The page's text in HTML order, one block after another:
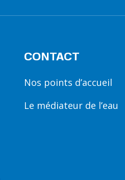
CONTACT
Nos points d’accueil
Le médiateur de l’eau